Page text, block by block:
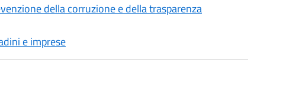
della corruzione e della trasparenza
e imprese